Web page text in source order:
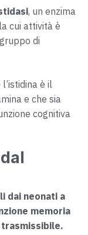
, un enzima
cui attività è
di
è il
e che sia
cognitiva
dai neonati a
memoria